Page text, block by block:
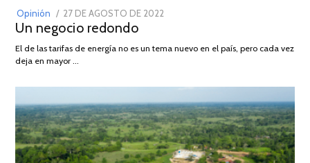
Opinión
POSTED
ON
27 DE AGOSTO DE 2022
DE
Un negocio redondo
El de las tarifas de energía no es un tema nuevo en el país, pero cada vez
deja en mayor …